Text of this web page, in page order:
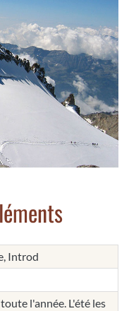
Introd
l'année. L'été les